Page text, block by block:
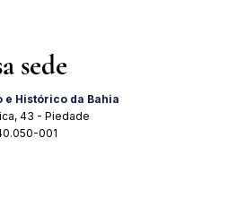
sede
Histórico da Bahia
43 - Piedade
001